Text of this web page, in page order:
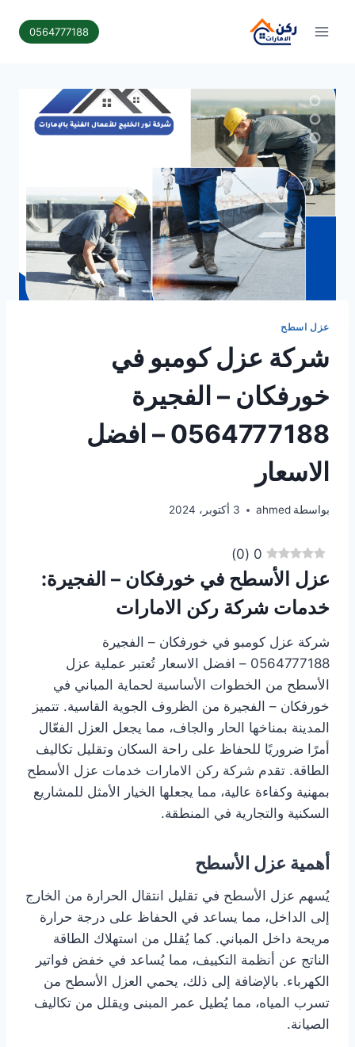
0564777188
عزل اسطح
شركة عزل كومبو في
خورفكان – الفجيرة
0564777188 – افضل
الاسعار
بواسطة ahmed 3 أكتوبر، 2024
0
(
0
)
عزل الأسطح في خورفكان – الفجيرة:
خدمات شركة ركن الامارات
شركة عزل كومبو في خورفكان – الفجيرة
0564777188 – افضل الاسعار تُعتبر عملية عزل
الأسطح من الخطوات الأساسية لحماية المباني في
خورفكان – الفجيرة من الظروف الجوية القاسية. تتميز
المدينة بمناخها الحار والجاف، مما يجعل العزل الفعّال
أمرًا ضروريًا للحفاظ على راحة السكان وتقليل تكاليف
الطاقة. تقدم شركة ركن الامارات خدمات عزل الأسطح
بمهنية وكفاءة عالية، مما يجعلها الخيار الأمثل للمشاريع
السكنية والتجارية في المنطقة.
أهمية عزل الأسطح
يُسهم عزل الأسطح في تقليل انتقال الحرارة من الخارج
إلى الداخل، مما يساعد في الحفاظ على درجة حرارة
مريحة داخل المباني. كما يُقلل من استهلاك الطاقة
الناتج عن أنظمة التكييف، مما يُساعد في خفض فواتير
الكهرباء. بالإضافة إلى ذلك، يحمي العزل الأسطح من
تسرب المياه، مما يُطيل عمر المبنى ويقلل من تكاليف
الصيانة.